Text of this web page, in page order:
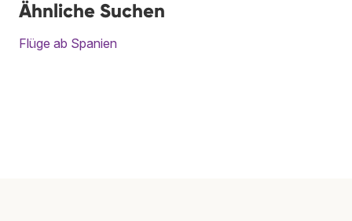
Ähnliche Suchen
Flüge ab Spanien